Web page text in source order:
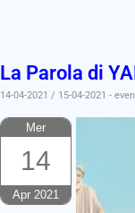
La Parola di
14-04-2021 / 15-04-2021 -
Mer
14
Apr 2021